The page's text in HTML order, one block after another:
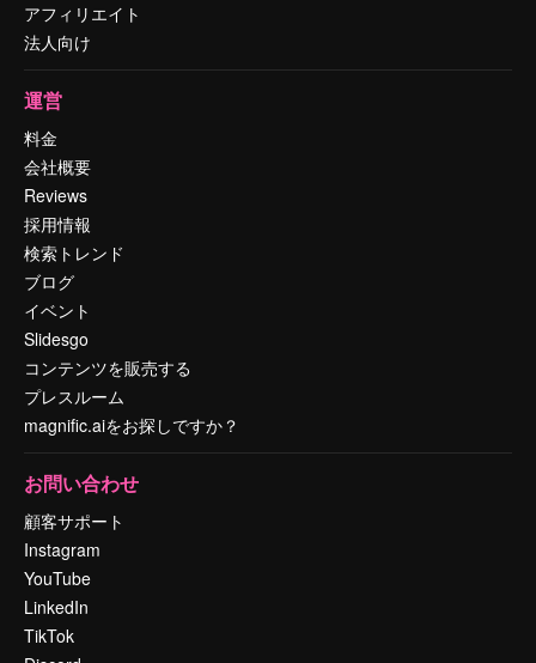
アフィリエイト
法人向け
運営
料金
会社概要
Reviews
採用情報
検索トレンド
ブログ
イベント
Slidesgo
コンテンツを販売する
プレスルーム
magnific.aiをお探しですか？
お問い合わせ
顧客サポート
Instagram
YouTube
LinkedIn
TikTok